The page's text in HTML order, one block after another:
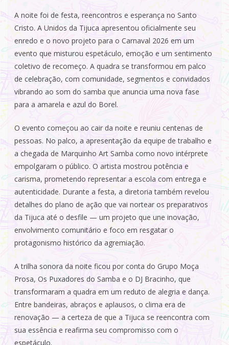
A noite foi de festa, reencontros e esperança no Santo
Cristo. A Unidos da Tijuca apresentou oficialmente seu
enredo e o novo projeto para o Carnaval 2026 em um
evento que misturou espetáculo, emoção e um sentimento
coletivo de recomeço. A quadra se transformou em palco
de celebração, com comunidade, segmentos e convidados
vibrando ao som do samba que anuncia uma nova fase
para a amarela e azul do Borel.
O evento começou ao cair da noite e reuniu centenas de
pessoas. No palco, a apresentação da equipe de trabalho e
a chegada de Marquinho Art Samba como novo intérprete
empolgaram o público. O artista mostrou potência e
carisma, prometendo representar a escola com entrega e
autenticidade. Durante a festa, a diretoria também revelou
detalhes do plano de ação que vai nortear os preparativos
da Tijuca até o desfile — um projeto que une inovação,
envolvimento comunitário e foco em resgatar o
protagonismo histórico da agremiação.
A trilha sonora da noite ficou por conta do Grupo Moça
Prosa, Os Puxadores do Samba e o DJ Bracinho, que
transformaram a quadra em um reduto de alegria e dança.
Entre bandeiras, abraços e aplausos, o clima era de
renovação — a certeza de que a Tijuca se reencontra com
sua essência e reafirma seu compromisso com o
espetáculo.